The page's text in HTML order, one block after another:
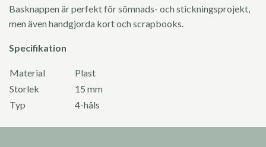
Basknappen är perfekt för sömnads- och stickningsprojekt,
men även handgjorda kort och scrapbooks.
Specifikation
Material
Plast
Storlek
15 mm
Typ
4-håls